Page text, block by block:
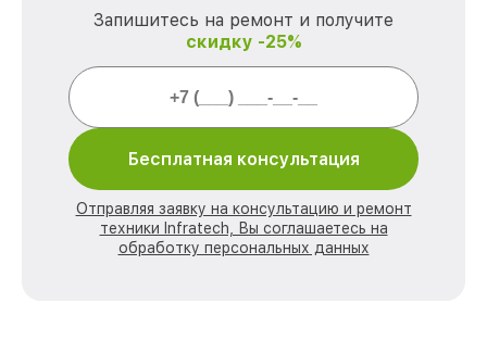
Запишитесь на ремонт и получите
скидку -25%
Бесплатная консультация
Отправляя заявку на консультацию и ремонт
техники Infratech, Вы соглашаетесь на
обработку персональных данных